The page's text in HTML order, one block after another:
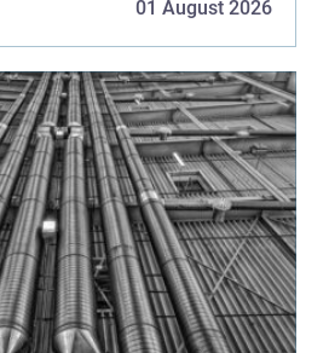
01 August 2026